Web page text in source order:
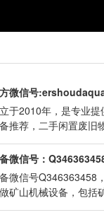
微信号
于2010年，是专业
推荐，二手闲置废
微信号：
微信号Q346363458
矿山机械设备，包